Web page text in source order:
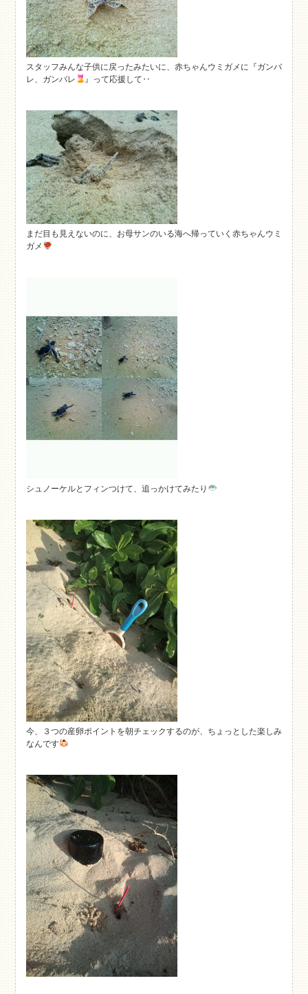
スタッフみんな子供に戻ったみたいに、赤ちゃんウミガメに『ガンバ
レ、ガンバレ
』って応援して‥
まだ目も見えないのに、お母サンのいる海へ帰っていく赤ちゃんウミ
ガメ
シュノーケルとフィンつけて、追っかけてみたり
今、３つの産卵ポイントを朝チェックするのが、ちょっとした楽しみ
なんです